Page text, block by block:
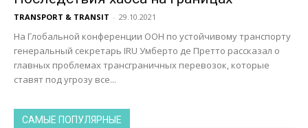
TRANSPORT & TRANSIT - 29.10.2021
На Глобальной конференции ООН по устойчивому транспорту
генеральный секретарь IRU Умберто де Претто рассказал о
главных проблемах трансграничных перевозок, которые
ставят под угрозу все...
САМЫЕ ПОПУЛЯРНЫЕ